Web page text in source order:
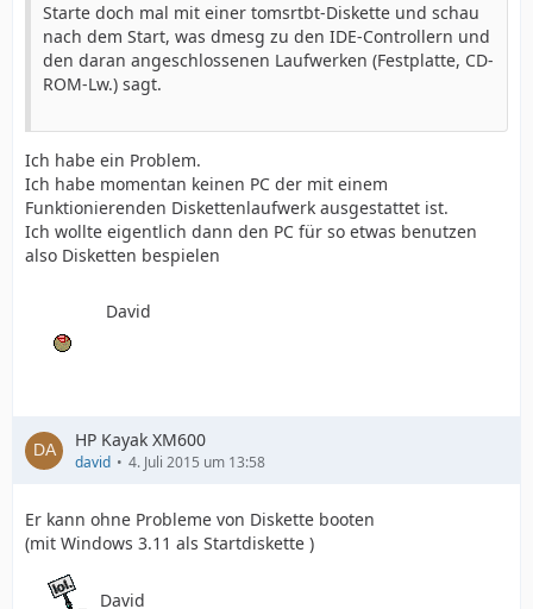
Starte doch mal mit einer tomsrtbt-Diskette und schau
nach dem Start, was dmesg zu den IDE-Controllern und
den daran angeschlossenen Laufwerken (Festplatte, CD-
ROM-Lw.) sagt.
Ich habe ein Problem.
Ich habe momentan keinen PC der mit einem
Funktionierenden Diskettenlaufwerk ausgestattet ist.
Ich wollte eigentlich dann den PC für so etwas benutzen
also Disketten bespielen
David
HP Kayak XM600
david 4. Juli 2015 um 13:58
Er kann ohne Probleme von Diskette booten
(mit Windows 3.11 als Startdiskette )
David